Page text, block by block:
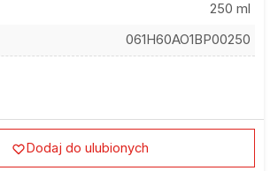
250 ml
061H60AO1BP00250
Dodaj do ulubionych